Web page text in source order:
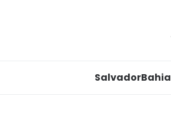
SalvadorBahia